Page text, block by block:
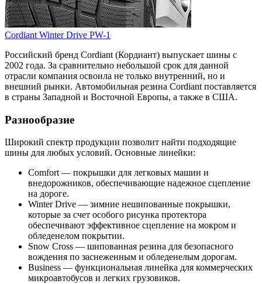
Cordiant Winter Drive PW-1
Российский бренд Cordiant (Кордиант) выпускает шины с
2002 года. За сравнительно небольшой срок для данной
отрасли компания освоила не только внутренний, но и
внешний рынки. Автомобильная резина Cordiant поставляется
в страны Западной и Восточной Европы, а также в США.
Разнообразие
Широкий спектр продукции позволит найти подходящие
шины для любых условий. Основные линейки:
Comfort — покрышки для легковых машин и
внедорожников, обеспечивающие надежное сцепление
на дороге.
Winter Drive — зимние нешипованные покрышки,
которые за счет особого рисунка протектора
обеспечивают эффективное сцепление на мокром и
обледенелом покрытии.
Snow Cross — шипованная резина для безопасного
вождения по заснеженным и обледенелым дорогам.
Business — функциональная линейка для коммерческих
микроавтобусов и легких грузовиков.